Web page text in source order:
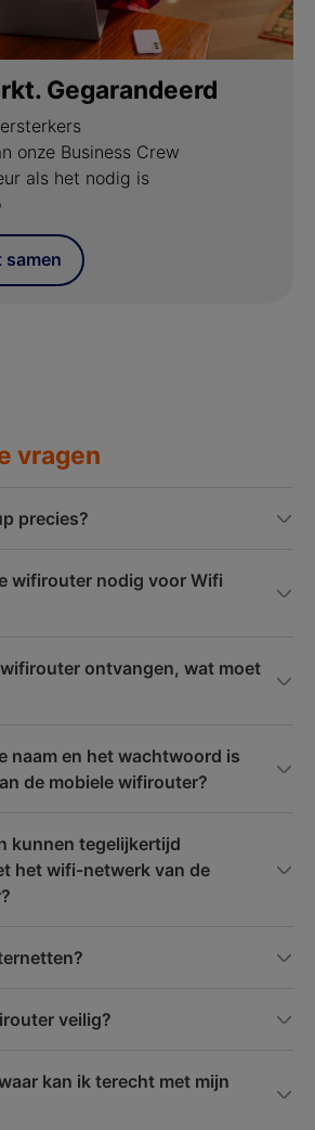
Gegarandeerd
onze Business Crew
als het nodig is
samen
vragen
precies?
wifirouter nodig voor Wifi
ontvangen, wat moet
naam en het wachtwoord is
de mobiele wifirouter?
kunnen tegelijkertijd
het wifi-netwerk van de
veilig?
kan ik terecht met mijn